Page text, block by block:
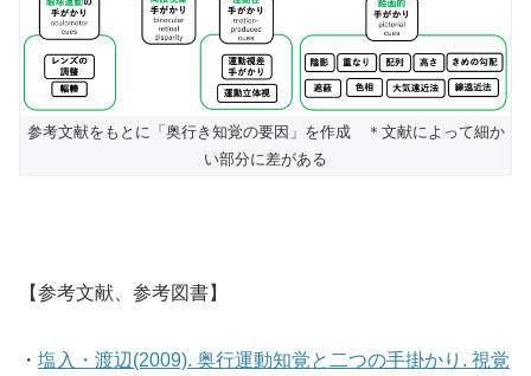
参考文献をもとに「奥行き知覚の要因」を作成 ＊文献によって細か
い部分に差がある
【参考文献、参考図書】
・ 塩入・渡辺(2009). 奥行運動知覚と二つの手掛かり. 視覚